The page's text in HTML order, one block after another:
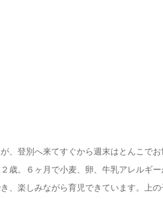
、登別へ来てすぐから週末はとんこで
歳。６ヶ月で小麦、卵、牛乳アレルギ
、楽しみながら育児できています。上